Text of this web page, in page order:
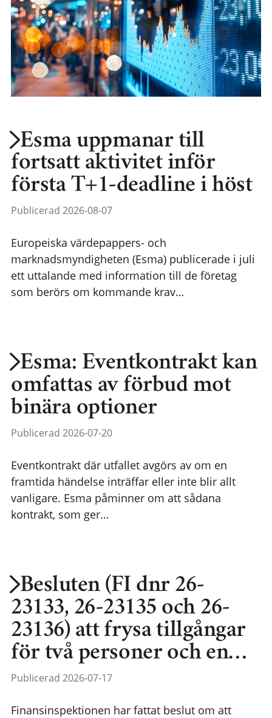
Esma uppmanar till
fortsatt aktivitet inför
första T+1-deadline i höst
Publicerad 2026-08-07
Europeiska värdepappers- och
marknadsmyndigheten (Esma) publicerade i juli
ett uttalande med information till de företag
som berörs om kommande krav…
Esma: Eventkontrakt kan
omfattas av förbud mot
binära optioner
Publicerad 2026-07-20
Eventkontrakt där utfallet avgörs av om en
framtida händelse inträffar eller inte blir allt
vanligare. Esma påminner om att sådana
kontrakt, som ger…
Besluten (FI dnr 26-
23133, 26-23135 och 26-
23136) att frysa tillgångar
för två personer och en…
Publicerad 2026-07-17
Finansinspektionen har fattat beslut om att